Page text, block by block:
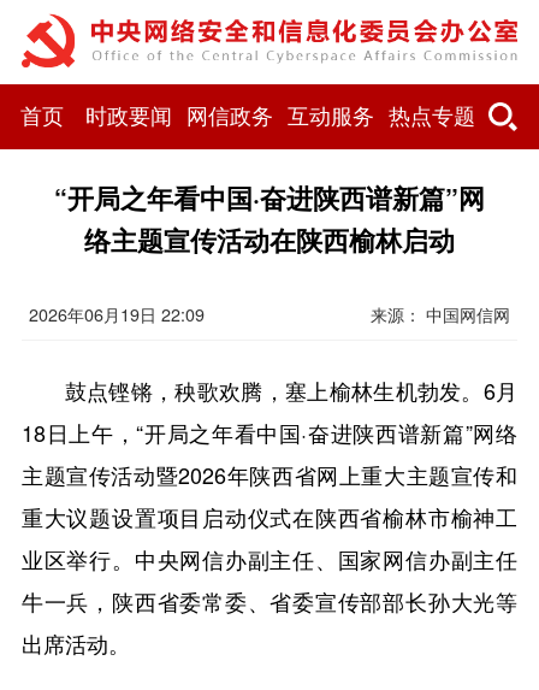
首页 时政要闻 网信政务 互动服务 热点专题
“开局之年看中国·奋进陕西谱新篇”网
络主题宣传活动在陕西榆林启动
2026年06月19日 22:09 来源：中国网信网
鼓点铿锵，秧歌欢腾，塞上榆林生机勃发。6月
18日上午，“开局之年看中国·奋进陕西谱新篇”网络
主题宣传活动暨2026年陕西省网上重大主题宣传和
重大议题设置项目启动仪式在陕西省榆林市榆神工
业区举行。中央网信办副主任、国家网信办副主任
牛一兵，陕西省委常委、省委宣传部部长孙大光等
出席活动。